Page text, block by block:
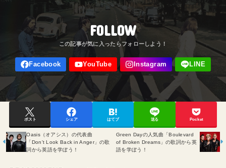
FOLLOW
ポスト シェア はてブ 送る Pocket
Oasis（オアシス）の代表曲
「Don't Look Back in Anger」の歌
詞から英語を学ぼう！
Green Dayの人気曲「Boulevard
of Broken Dreams」の歌詞から英
語を学ぼう！